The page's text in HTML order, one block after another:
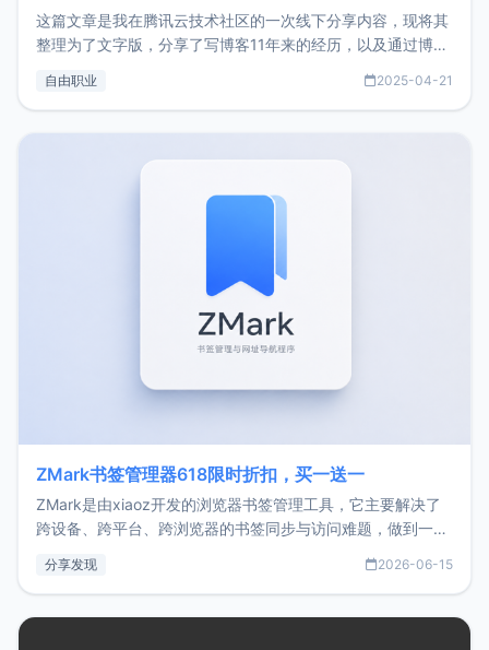
这篇文章是我在腾讯云技术社区的一次线下分享内容，现将其
整理为了文字版，分享了写博客11年来的经历，以及通过博客
了我的首个产品ImgURL的真实数据和产品现状。自我介绍大
自由职业 2025-04-21
ZMark书签管理器618限时折扣，买一送一
ZMark是由xiaoz开发的浏览器书签管理工具，它主要解决了
跨设备、跨平台、跨浏览器的书签同步与访问难题，做到一处
用，让管理更高效。ZMark官网地址：
分享发现 2026-06-15